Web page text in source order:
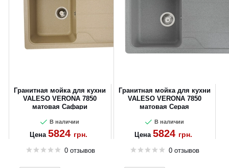
Гранитная мойка для кухни
VALESO VERONA 7850
матовая Сафари
В наличии
Цена 5824 грн.
0 отзывов
Гранитная мойка для кухни
VALESO VERONA 7850
матовая Серая
В наличии
Цена 5824 грн.
0 отзывов